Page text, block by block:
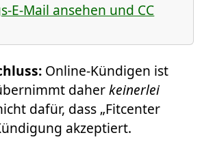
E-Mail ansehen und CC
Online-Kündigen ist
daherkeinerlei
dafür, dass „Fitcenter
akzeptiert.